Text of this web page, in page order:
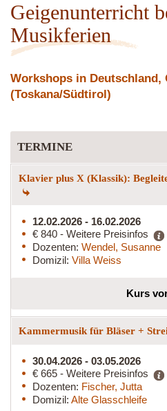
Geigenunterricht
Musikferien
Workshops in
(Toskana/Südtirol)
TERMINE
Klavier plus X (Klassik):
12.02.2026 - 16.02.2026
€ 840 - Weitere Preisinfos
Dozenten: Wendel, Susanne
Domizil: Villa Weiss
Kurs
Kammermusik für Bläser +
30.04.2026 - 03.05.2026
€ 665 - Weitere Preisinfos
Dozenten: Fischer, Jutta
Domizil: Alte Glasschleife